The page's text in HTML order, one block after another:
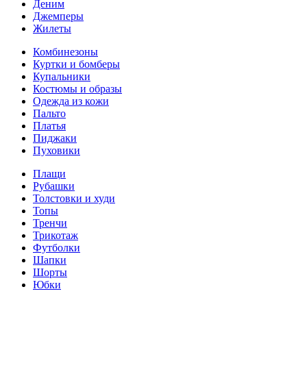
Деним
Джемперы
Жилеты
Комбинезоны
Куртки и бомберы
Купальники
Костюмы и образы
Одежда из кожи
Пальто
Платья
Пиджаки
Пуховики
Плащи
Рубашки
Толстовки и худи
Топы
Тренчи
Трикотаж
Футболки
Шапки
Шорты
Юбки